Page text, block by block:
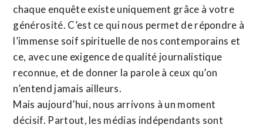
chaque enquête existe uniquement grâce à votre
générosité. C’est ce qui nous permet de répondre à
l’immense soif spirituelle de nos contemporains et
ce, avec une exigence de qualité journalistique
reconnue, et de donner la parole à ceux qu’on
n’entend jamais ailleurs.
Mais aujourd’hui, nous arrivons à un moment
décisif. Partout, les médias indépendants sont